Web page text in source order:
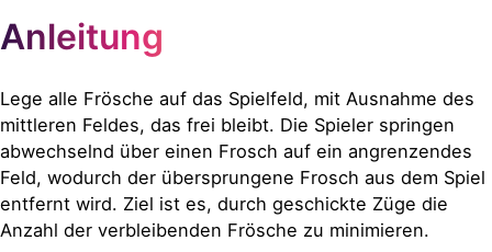
Anleitung
Lege alle Frösche auf das Spielfeld, mit Ausnahme des
mittleren Feldes, das frei bleibt. Die Spieler springen
abwechselnd über einen Frosch auf ein angrenzendes
Feld, wodurch der übersprungene Frosch aus dem Spiel
entfernt wird. Ziel ist es, durch geschickte Züge die
Anzahl der verbleibenden Frösche zu minimieren.